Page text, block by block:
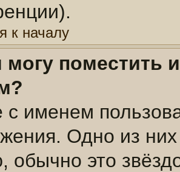
к началу
могу поместить
с именем
Одно из
обычно это